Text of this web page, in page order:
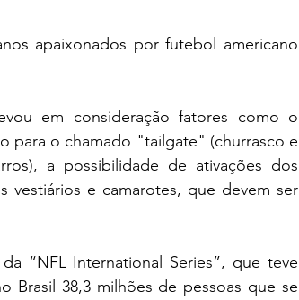
apaixonados por futebol americano
em consideração fatores como o
para o chamado "tailgate" (churrasco e
a possibilidade de ativações dos
vestiários e camarotes, que devem ser
“NFL International Series”, que teve
Brasil 38,3 milhões de pessoas que se